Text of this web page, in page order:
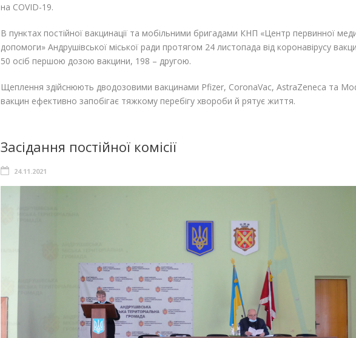
на COVID-19.
В пунктах постійної вакцинації та мобільними бригадами КНП «Центр первинної
допомоги» Андрушівської міської ради протягом 24 листопада від коронавірусу
50 осіб першою дозою вакцини, 198 – другою.
Щеплення здійснюють дводозовими вакцинами Pfizer, CoronaVac, AstraZeneca та
вакцин ефективно запобігає тяжкому перебігу хвороби й рятує життя.
Засідання постійної комісії
24.11.2021